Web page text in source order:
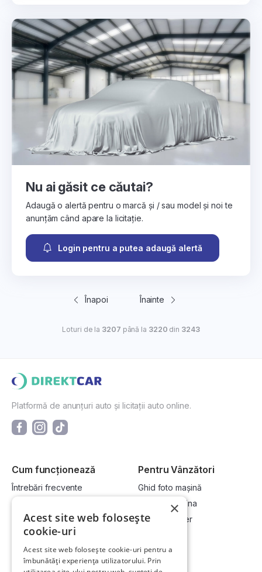
Nu ai găsit ce căutai?
Adaugă o alertă pentru o marcă și / sau model și noi te
anunțăm când apare la licitație.
Login pentru a putea adaugă alertă
Înapoi Înainte
Loturi de la 3207 până la 3220 din 3243
Platformă de anunțuri auto și licitații auto online.
Cum funcționează
Întrebări frecvente
Cum vând la licitație?
Pentru Vânzători
Ghid foto mașină
Vinde-ți mașina
Devino dealer
Link-uri utile Compania
×
Acest site web folosește
cookie-uri
Acest site web folosește cookie-uri pentru a
îmbunătăți experiența utilizatorului. Prin